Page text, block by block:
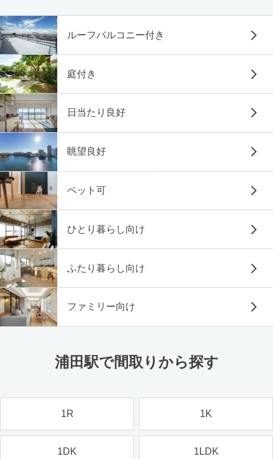
ルーフバルコニー付き
庭付き
日当たり良好
眺望良好
ペット可
ひとり暮らし向け
ふたり暮らし向け
ファミリー向け
浦田駅で間取りから探す
1R 1K
1DK 1LDK